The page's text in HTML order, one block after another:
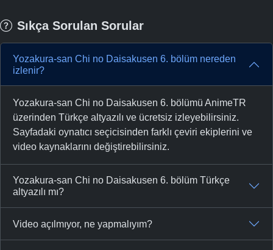
Sıkça Sorulan Sorular
Yozakura-san Chi no Daisakusen 6. bölüm nereden
izlenir?
Yozakura-san Chi no Daisakusen 6. bölümü AnimeTR
üzerinden Türkçe altyazılı ve ücretsiz izleyebilirsiniz.
Sayfadaki oynatıcı seçicisinden farklı çeviri ekiplerini ve
video kaynaklarını değiştirebilirsiniz.
Yozakura-san Chi no Daisakusen 6. bölüm Türkçe
altyazılı mı?
Video açılmıyor, ne yapmalıyım?